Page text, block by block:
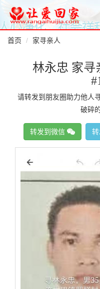
首页 家寻亲人
林永忠 家寻
请转发到朋友圈助力他人
破碎
转发到微信